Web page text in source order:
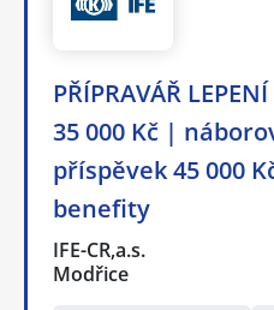
PŘÍPRAVÁŘ
35 000 Kč |
příspěvek 45 000
benefity
IFE-CR,a.s.
Modřice